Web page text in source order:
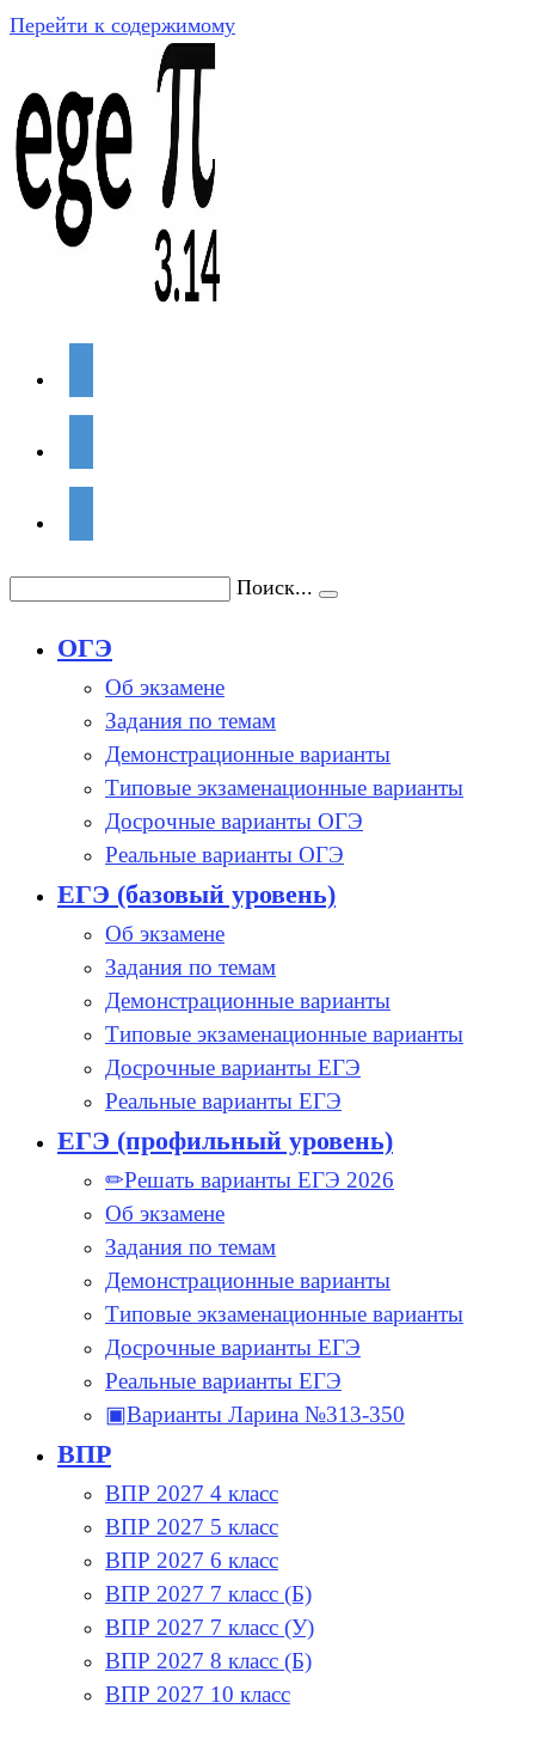
Перейти к содержимому
Поиск...
ОГЭ
Об экзамене
Задания по темам
Демонстрационные варианты
Типовые экзаменационные варианты
Досрочные варианты ОГЭ
Реальные варианты ОГЭ
ЕГЭ (базовый уровень)
Об экзамене
Задания по темам
Демонстрационные варианты
Типовые экзаменационные варианты
Досрочные варианты ЕГЭ
Реальные варианты ЕГЭ
ЕГЭ (профильный уровень)
✏Решать варианты ЕГЭ 2026
Об экзамене
Задания по темам
Демонстрационные варианты
Типовые экзаменационные варианты
Досрочные варианты ЕГЭ
Реальные варианты ЕГЭ
▣Варианты Ларина №313-350
ВПР
ВПР 2027 4 класс
ВПР 2027 5 класс
ВПР 2027 6 класс
ВПР 2027 7 класс (Б)
ВПР 2027 7 класс (У)
ВПР 2027 8 класс (Б)
ВПР 2027 10 класс